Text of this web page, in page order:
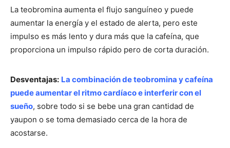
La teobromina aumenta el flujo sanguíneo y puede
aumentar la energía y el estado de alerta, pero este
impulso es más lento y dura más que la cafeína, que
proporciona un impulso rápido pero de corta duración.
Desventajas: La combinación de teobromina y cafeína
puede aumentar el ritmo cardíaco e interferir con el
sueño, sobre todo si se bebe una gran cantidad de
yaupon o se toma demasiado cerca de la hora de
acostarse.